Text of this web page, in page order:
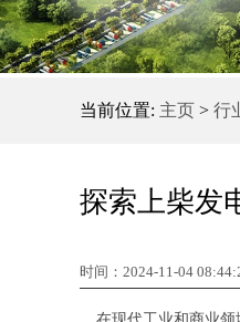
当前位置: 主页 > 行
探索上柴发
时间：2024-11-04